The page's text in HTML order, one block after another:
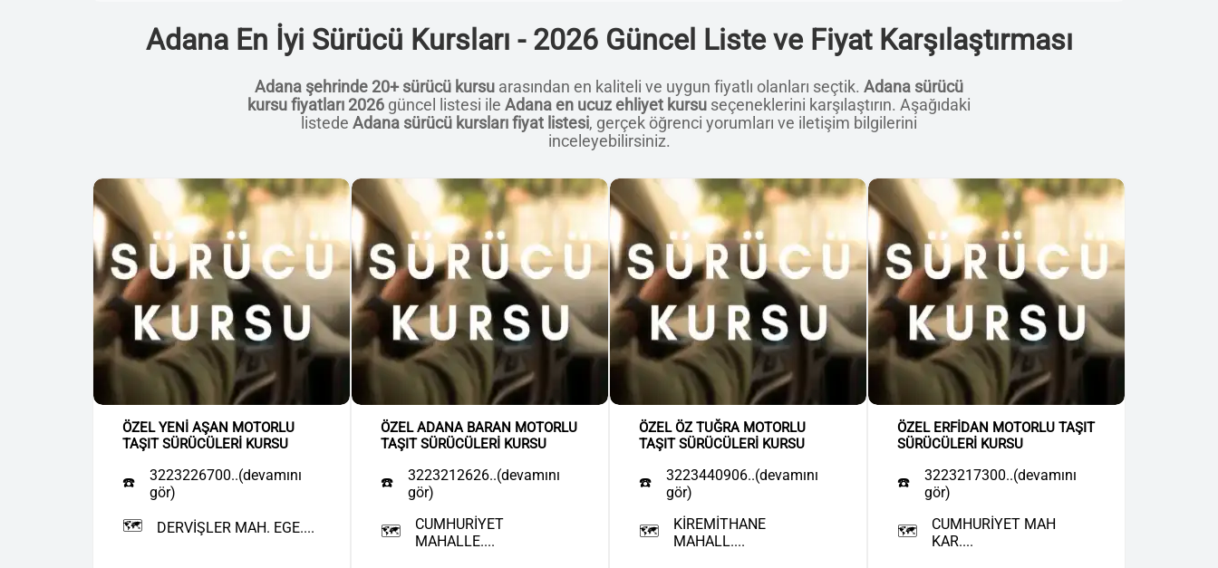
Adana En İyi Sürücü Kursları - 2026 Güncel Liste ve Fiyat Karşılaştırması
Adana şehrinde 20+ sürücü kursu arasından en kaliteli ve uygun fiyatlı olanları seçtik. Adana sürücü
kursu fiyatları 2026 güncel listesi ile Adana en ucuz ehliyet kursu seçeneklerini karşılaştırın. Aşağıdaki
listede Adana sürücü kursları fiyat listesi, gerçek öğrenci yorumları ve iletişim bilgilerini
inceleyebilirsiniz.
ÖZEL YENİ AŞAN MOTORLU
TAŞIT SÜRÜCÜLERİ KURSU
☎️
3223226700..(devamını
gör)
🗺️
DERVİŞLER MAH. EGE....
ÖZEL ADANA BARAN MOTORLU
TAŞIT SÜRÜCÜLERİ KURSU
☎️
3223212626..(devamını
gör)
🗺️
CUMHURİYET
MAHALLE....
ÖZEL ÖZ TUĞRA MOTORLU
TAŞIT SÜRÜCÜLERİ KURSU
☎️
3223440906..(devamını
gör)
🗺️
KİREMİTHANE
MAHALL....
ÖZEL ERFİDAN MOTORLU TAŞIT
SÜRÜCÜLERİ KURSU
☎️
3223217300..(devamını
gör)
🗺️
CUMHURİYET MAH
KAR....